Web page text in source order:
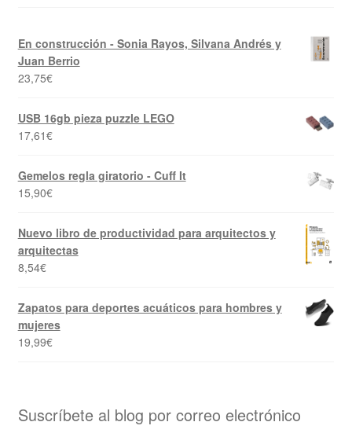
En construcción - Sonia Rayos, Silvana Andrés y
Juan Berrio
23,75€
USB 16gb pieza puzzle LEGO
17,61€
Gemelos regla giratorio - Cuff It
15,90€
Nuevo libro de productividad para arquitectos y
arquitectas
8,54€
Zapatos para deportes acuáticos para hombres y
mujeres
19,99€
Suscríbete al blog por correo electrónico